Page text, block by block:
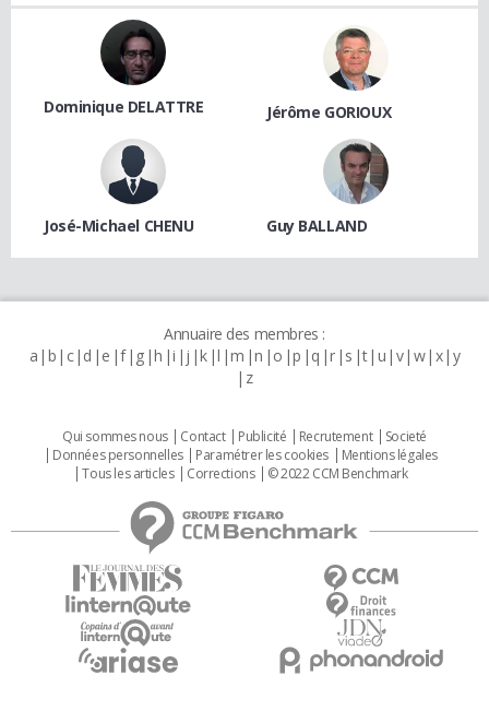
Dominique DELATTRE Jérôme GORIOUX
José-Michael CHENU Guy BALLAND
Annuaire des membres :
a b c d e f g h i j k l m n o p q r s t u v w x y
z
Qui sommes nous Contact Publicité Recrutement
Societé
Données personnelles
Paramétrer les cookies
Mentions légales
Tous les articles
Corrections © 2022 CCM Benchmark